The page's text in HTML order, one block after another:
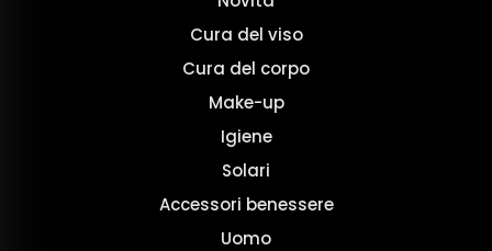
Cura del viso
Cura del corpo
Make-up
Igiene
Solari
Accessori benessere
Uomo